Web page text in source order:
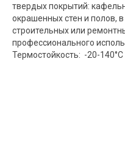
твердых покрытий:
окрашенных стен и полов,
строительных или
профессионального
Термостойкость: -20-140°C